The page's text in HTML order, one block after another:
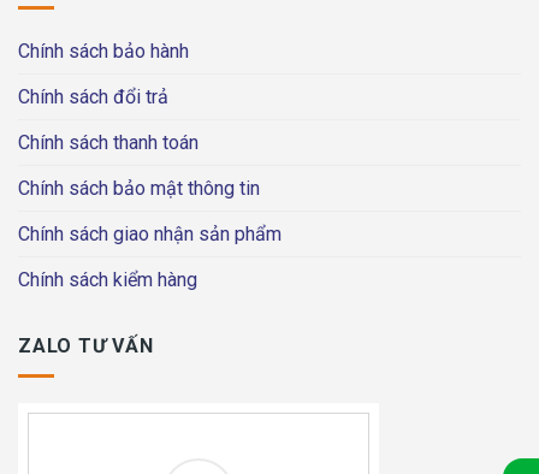
Chính sách bảo hành
Chính sách đổi trả
Chính sách thanh toán
Chính sách bảo mật thông tin
Chính sách giao nhận sản phẩm
Chính sách kiểm hàng
ZALO TƯ VẤN